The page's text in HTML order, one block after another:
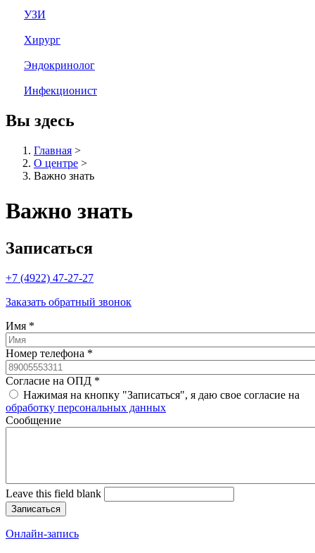
УЗИ
Хирург
Эндокринолог
Инфекционист
Вы здесь
Главная >
О центре >
Важно знать
Важно знать
Записаться
+7 (4922) 47-27-27
Заказать обратный звонок
Имя *
Номер телефона *
Согласие на ОПД *
Нажимая на кнопку "Записаться", я даю свое согласие на
обработку персональных данных
Cообщение
Leave this field blank
Онлайн-запись